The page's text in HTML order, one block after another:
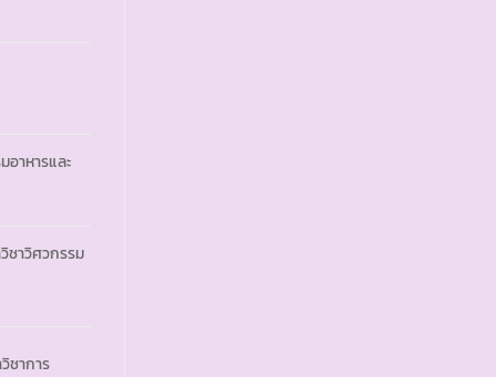
าหารและ
ชาวิศวกรรม
ชาการ